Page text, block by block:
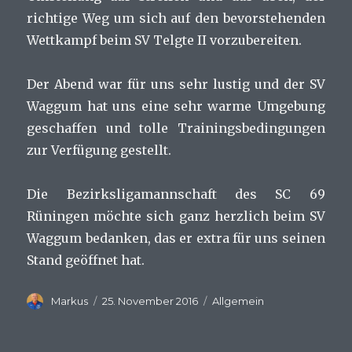
richtige Weg um sich auf den bevorstehenden
Wettkampf beim SV Telgte II vorzubereiten.
Der Abend war für uns sehr lustig und der SV
Waggum hat uns eine sehr warme Umgebung
geschaffen und tolle Trainingsbedingungen
zur Verfügung gestellt.
Die Bezirksligamannschaft des SC 69
Rüningen möchte sich ganz herzlich beim SV
Waggum bedanken, das er extra für uns seinen
Stand geöffnet hat.
Autor
Markus
Veröffentlicht
25. November 2016 Kategorien
Allgemein